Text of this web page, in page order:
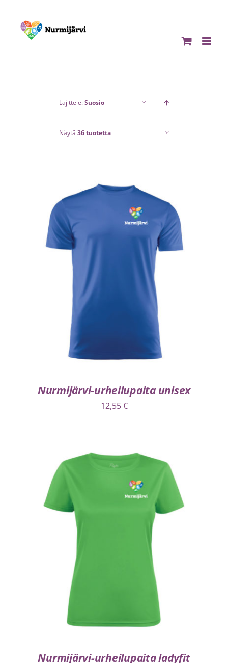
content
Lajittele:Suosio
Näytä 36 tuotetta
VALITSE VAIHTOEHDOISTA LISÄTIEDOT
Nurmijärvi-urheilupaita unisex
12,55€
VALITSE VAIHTOEHDOISTA LISÄTIEDOT
Nurmijärvi-urheilupaita ladyfit